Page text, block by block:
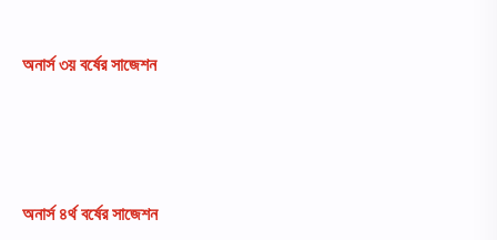
অনার্স ৩য় বর্ষের সাজেশন
অনার্স ৪র্থ বর্ষের সাজেশন